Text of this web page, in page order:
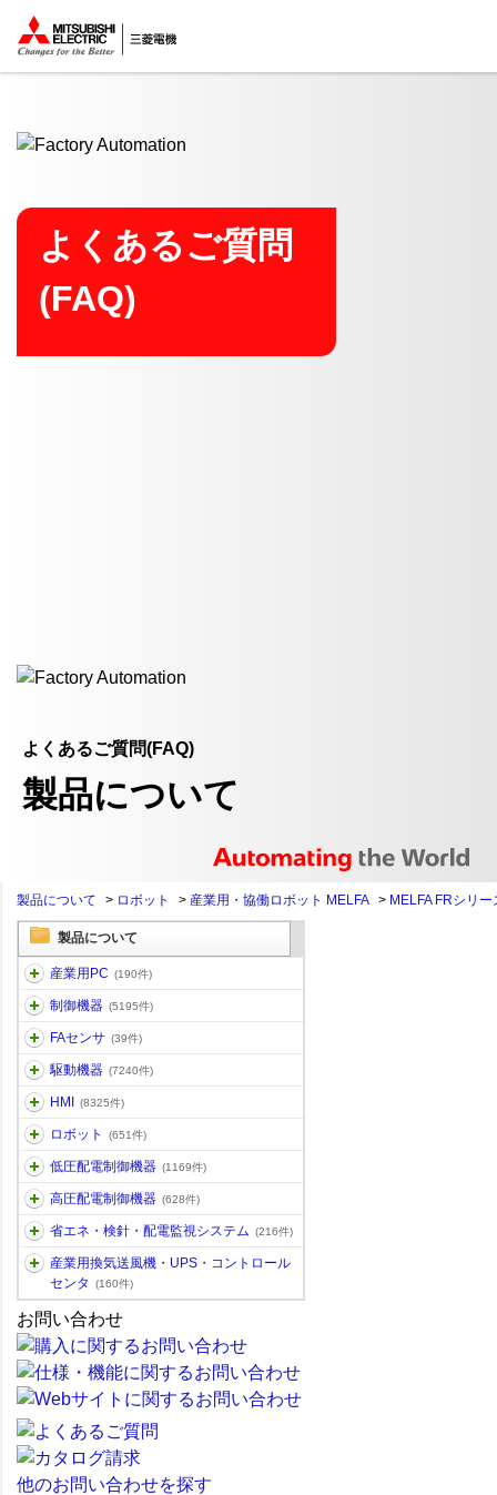
ここから本文
よくあるご質問
(FAQ)
よくあるご質問(FAQ)
製品について
製品について > ロボット > 産業用・協働ロボット MELFA > MELFA FRシリー
製品について
産業用PC (190件)
制御機器 (5195件)
FAセンサ (39件)
駆動機器 (7240件)
HMI (8325件)
ロボット (651件)
低圧配電制御機器 (1169件)
高圧配電制御機器 (628件)
省エネ・検針・配電監視システム (216件)
産業用換気送風機・UPS・コントロール
センタ
(160件)
お問い合わせ
他のお問い合わせを探す